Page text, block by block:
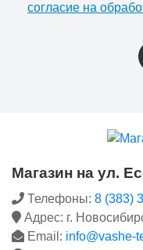
согласие на
Магазин на ул.
Телефоны: 8 (383)
Адрес: г.
Email: info@vashe-